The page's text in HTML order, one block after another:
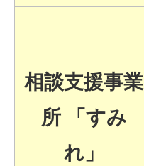
相談支援事業
所 「すみ
れ」